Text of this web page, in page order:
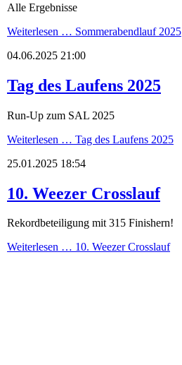
Alle Ergebnisse
Weiterlesen … Sommerabendlauf 2025
04.06.2025 21:00
Tag des Laufens 2025
Run-Up zum SAL 2025
Weiterlesen … Tag des Laufens 2025
25.01.2025 18:54
10. Weezer Crosslauf
Rekordbeteiligung mit 315 Finishern!
Weiterlesen … 10. Weezer Crosslauf